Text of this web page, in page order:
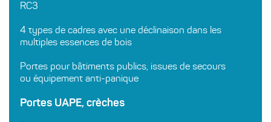
RC3
4 types de cadres avec une déclinaison dans les
multiples essences de bois
Portes pour bâtiments publics, issues de secours
ou équipement anti-panique
Portes UAPE, crèches